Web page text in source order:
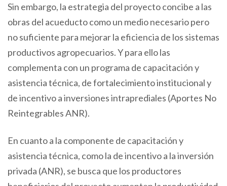
Sin embargo, la estrategia del proyecto concibe a las
obras del acueducto como un medio necesario pero
no suficiente para mejorar la eficiencia de los sistemas
productivos agropecuarios. Y para ello las
complementa con un programa de capacitación y
asistencia técnica, de fortalecimiento institucional y
de incentivo a inversiones intraprediales (Aportes No
Reintegrables ANR).
En cuanto a la componente de capacitación y
asistencia técnica, como la de incentivo a la inversión
privada (ANR), se busca que los productores